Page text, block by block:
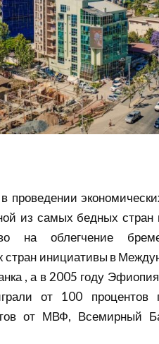
проведении
из самых бедных
на облегчение
стран инициативы в
, а в 2005 году
от 100 процентов
от МВФ, Всемирный